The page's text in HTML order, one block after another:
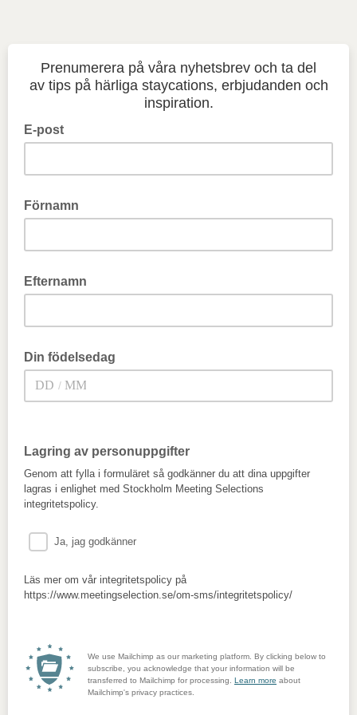
Prenumerera på våra nyhetsbrev och ta del
av tips på härliga staycations, erbjudanden och
inspiration.
E-post
Förnamn
Efternamn
Din födelsedag
/
Lagring av personuppgifter
Genom att fylla i formuläret så godkänner du att dina uppgifter
lagras i enlighet med Stockholm Meeting Selections
integritetspolicy.
Ja, jag godkänner
Läs mer om vår integritetspolicy på
https://www.meetingselection.se/om-sms/integritetspolicy/
We use Mailchimp as our marketing platform. By clicking below to
subscribe, you acknowledge that your information will be
transferred to Mailchimp for processing. Learn more about
Mailchimp's privacy practices.